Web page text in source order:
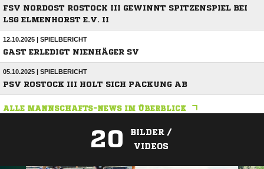
FSV NORDOST ROSTOCK III GEWINNT SPITZENSPIEL BEI
LSG ELMENHORST E.V. II
12.10.2025 | SPIELBERICHT
GAST ERLEDIGT NIENHÄGER SV
05.10.2025 | SPIELBERICHT
PSV ROSTOCK III HOLT SICH PACKUNG AB
ALLE MANNSCHAFTS-NEWS IM ÜBERBLICK
20
BILDER /
VIDEOS